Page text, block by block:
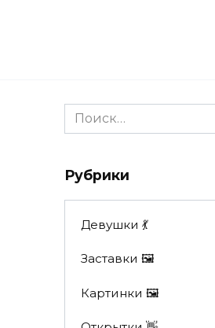
Search
for:
Рубрики
Девушки 💃
Заставки 🖼
Картинки 🖼